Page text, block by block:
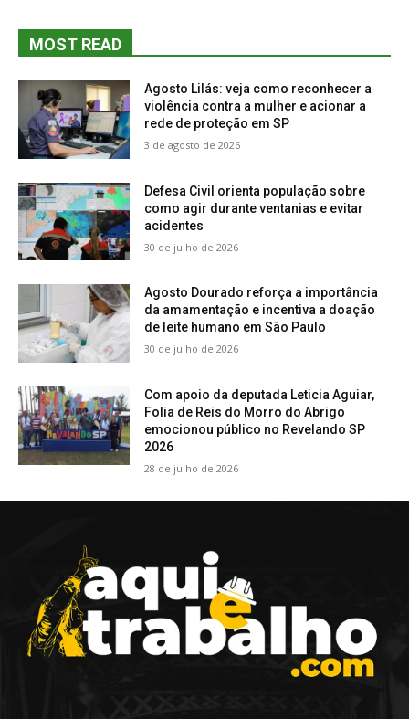
MOST READ
Agosto Lilás: veja como reconhecer a
violência contra a mulher e acionar a
rede de proteção em SP
3 de agosto de 2026
Defesa Civil orienta população sobre
como agir durante ventanias e evitar
acidentes
30 de julho de 2026
Agosto Dourado reforça a importância
da amamentação e incentiva a doação
de leite humano em São Paulo
30 de julho de 2026
Com apoio da deputada Leticia Aguiar,
Folia de Reis do Morro do Abrigo
emocionou público no Revelando SP
2026
28 de julho de 2026